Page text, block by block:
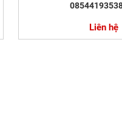
Liên hệ